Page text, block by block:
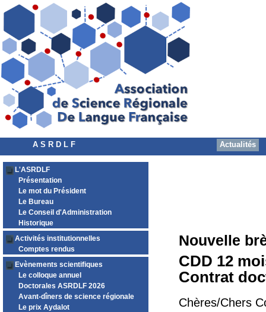
A S R D L F Actualités
L'ASRDLF
Présentation
Le mot du Président
Le Bureau
Le Conseil d'Administration
Historique
Activités institutionnelles
Comptes rendus
Evènements scientifiques
Le colloque annuel
Doctorales ASRDLF 2026
Avant-dîners de science régionale
Le prix Aydalot
Nouvelle
CDD 12
Contrat
Chères/Chers